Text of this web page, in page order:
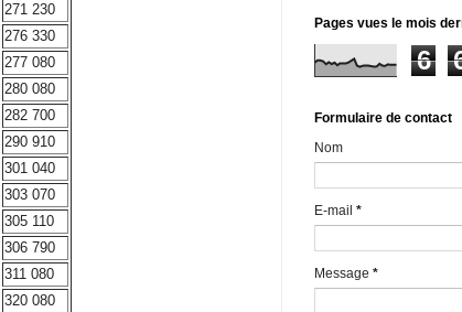
271 230
276 330
277 080
280 080
282 700
290 910
301 040
303 070
305 110
306 790
311 080
320 080
Pages vues le mois
6
Formulaire de contact
Nom
E-mail *
Message *